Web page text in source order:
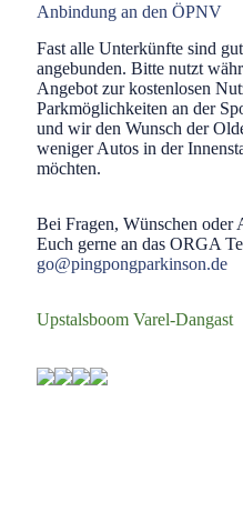
Anbindung an den ÖPNV
Fast alle Unterkünfte sind
angebunden. Bitte nutzt
Angebot zur kostenlosen
Parkmöglichkeiten an der
und wir den Wunsch der
weniger Autos in der
möchten.
Bei Fragen, Wünschen oder
Euch gerne an das ORGA
go@pingpongparkinson.de
Upstalsboom Varel-Dangast